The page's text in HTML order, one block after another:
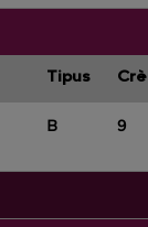
Tipus
B 9